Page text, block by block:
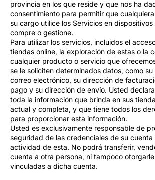
provincia en los que reside y que nos ha
consentimiento para permitir que
su cargo utilice los Servicios en
compre o gestione.
Para utilizar los servicios, incluidos el
tiendas online, la exploración de estas o la
cualquier producto o servicio que
se le soliciten determinados datos, como
correo electrónico, su dirección de
pago y su dirección de envío. Usted
toda la información que brinda en sus
actual y completa, y que tiene todos los
para proporcionar esta información.
Usted es exclusivamente responsable de
seguridad de las credenciales de su
actividad de esta. No podrá transferir,
cuenta a otra persona, ni tampoco
vinculadas a dicha cuenta.